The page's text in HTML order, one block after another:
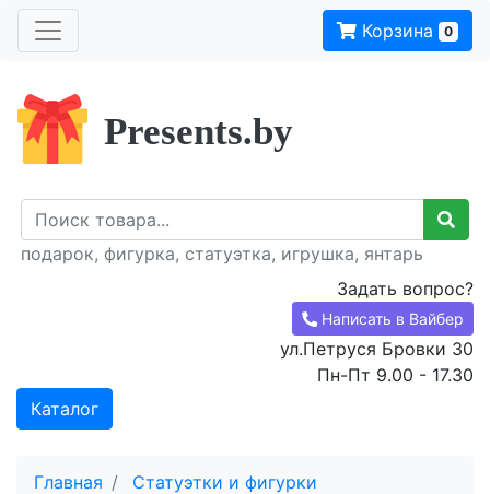
Корзина 0
Presents.by
подарок, фигурка, статуэтка, игрушка, янтарь
Задать вопрос?
Написать в Вайбер
ул.Петруся Бровки 30
Пн-Пт 9.00 - 17.30
Каталог
Главная
Статуэтки и фигурки